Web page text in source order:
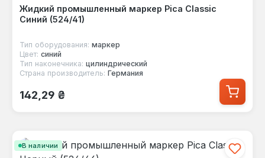
Жидкий промышленный маркер Pica Classic
Синий (524/41)
Тип оборудования: маркер
Цвет: синий
Тип наконечника: цилиндрический
Страна производитель: Германия
Обычная цена:
142,29 ₴
В наличии